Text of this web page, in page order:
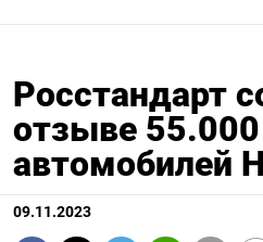
Росстандарт
отзыве 55.000
автомобилей
09.11.2023